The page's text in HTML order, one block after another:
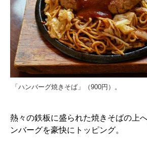
「ハンバーグ焼きそば」（900円）。
熱々の鉄板に盛られた焼きそばの上
ンバーグを豪快にトッピング。